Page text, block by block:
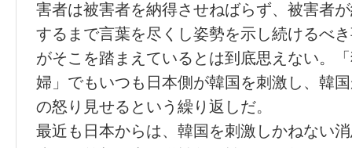
害者は被害者を納得させねばらず、被害者
するまで言葉を尽くし姿勢を示し続けるべ
がそこを踏まえているとは到底思えない。
婦」でもいつも日本側が韓国を刺激し、韓
の怒り見せるという繰り返しだ。
最近も日本からは、韓国を刺激しかねない